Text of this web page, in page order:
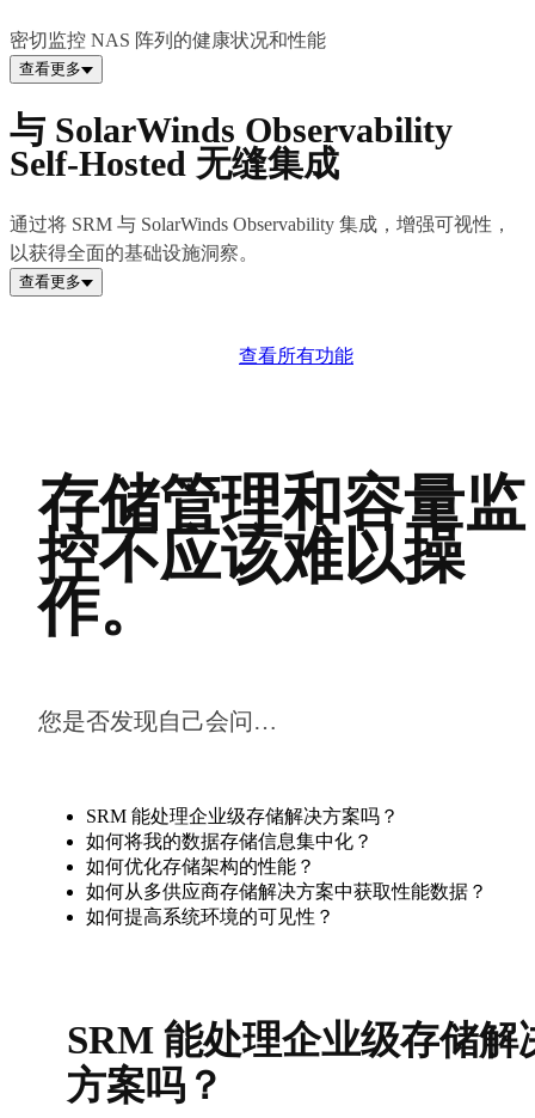
密切监控 NAS 阵列的健康状况和性能
查看更多
与 SolarWinds Observability
Self-Hosted 无缝集成
通过将 SRM 与 SolarWinds Observability 集成，增强可视性，
以获得全面的基础设施洞察。
查看更多
查看所有功能
存储管理和容量监
控不应该难以操
作。
您是否发现自己会问…
SRM 能处理企业级存储解决方案吗？
如何将我的数据存储信息集中化？
如何优化存储架构的性能？
如何从多供应商存储解决方案中获取性能数据？
如何提高系统环境的可见性？
SRM 能处理企业级存储解
方案吗？